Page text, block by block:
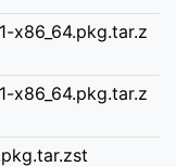
x86_64.pkg.tar.z
x86_64.pkg.tar.z